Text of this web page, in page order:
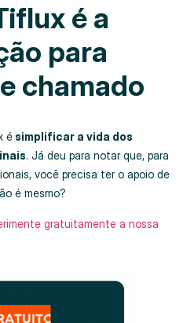
é a
para
chamado
é simplificar a vida dos
. Já deu para notar que, para
você precisa ter o apoio de
é mesmo?
gratuitamente a nossa